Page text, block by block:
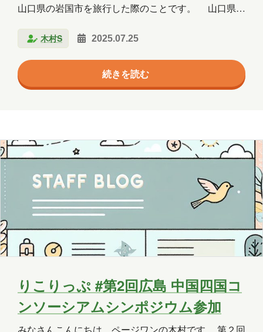
Windows 11
WordPress
お出かけ
クラウド
京都
会社 出張
分析
北海道
医療 名古屋
大阪
学習
宮城 導入支援
山口
広島
思い出 愛媛
愛知
料理
旅行 暮らし
書道
歴史
津軽三味線 熊本
犬
猫
社会 福井 福島 秋田
山口県の岩国市を旅行した際のことです。 山口県と
が思いつくワードでしょうか。 実は小学生の時に、本
州端っこ同士青森市と下関市の交流イベントがありま
して、（検索しましたが今は行われていない模様） そ
の時に下関市に初めて行って以来、人生2度目の山口
す。 広島を訪れた際、友達と車で日帰りドライブで行
ってきました。 日本三名橋、錦帯橋 日本三名橋の
一つ、錦帯…
木村S 2025.07.25
続きを読む
りこりっぷ #第2回広島 中国四国コ
ンソーシアムシンポジウム参加
みなさんこんにちは。ページワンの木村です。 第２回